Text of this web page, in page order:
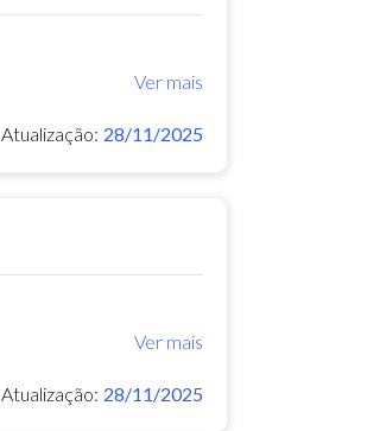
Ver mais
Atualização: 28/11/2025
Ver mais
Atualização: 28/11/2025